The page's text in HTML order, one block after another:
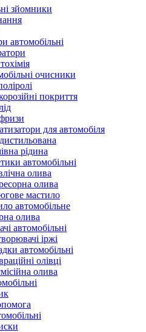
зйомники
автомобільні
очисники
покриття
для автомобіля
рідина
автомобільні
олива
олива
мастило
автомобільне
олива
автомобільні
іржі
автомобільні
олівці
олива